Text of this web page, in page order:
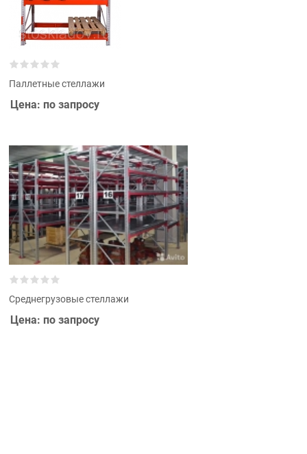
Паллетные стеллажи
Цена: по запросу
Среднегрузовые стеллажи
Цена: по запросу